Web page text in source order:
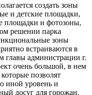
создать зоны
и детские площадки,
площадки и фотозоны,
решении парка
зоны
встраиваются в
главы администрации г.
очень большой, в нем
позволят
иной уровень и
досуг для горожан.